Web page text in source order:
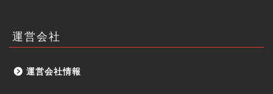
運営会社
運営会社情報